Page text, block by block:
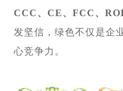
CCC、CE、FCC、
发坚信，绿色不仅是企
心竞争力。